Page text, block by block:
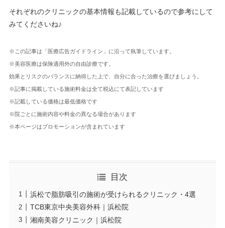
それぞれのクリニックの基本情報も記載しているので参考にして
みてくださいね♪
※この記事は「医療広告ガイドライン」に沿って執筆しています。
※美容医療は保険適用外の自由診療です。
効果とリスクのバランスに納得した上で、自分に合った治療を選びましょう。
※記事に掲載している施術料金は全て税込にて表記しています
※記載している価格は最低価格です
※院ごとに施術内容や料金の異なる場合があります
※本ページはプロモーションが含まれています
目次
浜松で脂肪吸引の施術が受けられるクリニック・4選
TCB東京中央美容外科｜浜松院
湘南美容クリニック｜浜松院